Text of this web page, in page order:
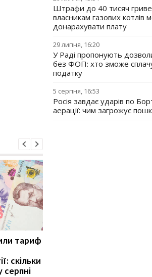
тариф
скільки
серпні
Штрафи до 40 тисяч
власникам газових котлів
донарахувати плату
29 липня, 16:20
У Раді пропонують
без ФОП: хто зможе
податку
5 серпня, 16:53
Росія завдає ударів по
аерації: чим загрожує